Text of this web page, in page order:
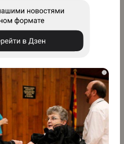
i